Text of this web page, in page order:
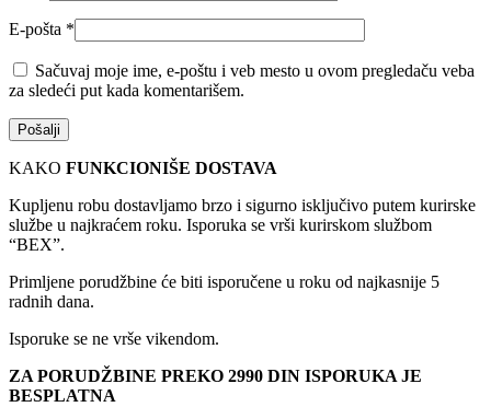
E-pošta *
Sačuvaj moje ime, e-poštu i veb mesto u ovom pregledaču veba
za sledeći put kada komentarišem.
KAKO FUNKCIONIŠE DOSTAVA
Kupljenu robu dostavljamo brzo i sigurno isključivo putem kurirske
službe u najkraćem roku. Isporuka se vrši kurirskom službom
“BEX”.
Primljene porudžbine će biti isporučene u roku od najkasnije 5
radnih dana.
Isporuke se ne vrše vikendom.
ZA PORUDŽBINE PREKO 2990 DIN ISPORUKA JE
BESPLATNA